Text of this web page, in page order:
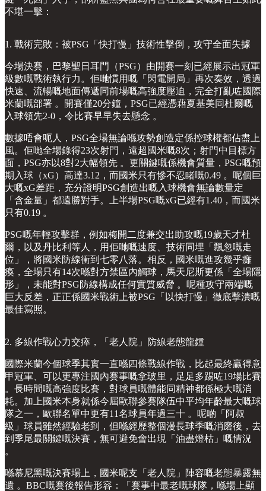
不堪一擊：
1. 戰術完敗：被PSG「快打慢」技術性擊倒，攻守全面失據
今場決賽，巴黎聖日耳門（PSG）由開賽一刻已經展示出冠軍
級數嘅戰術執行力。佢哋慣用嘅「閃電開局」再次奏效，透過
快速、流暢嘅地面傳遞同前場嘅高強度壓迫，完全打亂咗國際
米蘭嘅部署 。開賽僅20分鐘，PSG已經憑藉夏基美同杜爾嘅
入球領先2-0，令比賽早早失去懸念 。
數據唔會呃人，PSG全場無論喺攻勢創造定係控球權都佔盡上
風。佢哋全場錄得23次射門，遠超國米嘅8次；射門中目標方
面，PSG亦以8對2大幅領先 。更關鍵嘅係機會質量，PSG嘅預
期入球（xG）高達3.12，而國米只有慘不忍睹嘅0.49 。呢個巨
大嘅xG差距，充分證明PSG創造出嘅入球機會無論數量定
「含金量」都遠勝對手。上半場PSG嘅xG已經有1.40，而國米
只有0.19 。
PSG嘅年輕攻擊群，例如梅開二度兼交出助攻嘅19歲天才杜
爾，以及丹比利等人，用佢哋嘅速度、技術同埋「飄忽嘅走
位」，將國米防線衝到七零八落。相反，國米嘅進攻幾乎癱
瘓，全場只有14次喺對方禁區內觸球，馬天尼斯更係「全場隱
形」，未能對PSG防線構成任何實質威脅 。呢種攻守兩端嘅
巨大反差，正正係國米戰術上被PSG「以快打慢」徹底擊潰嘅
最佳寫照。
2. 多線作戰心力交瘁，「老人院」防線老態龍鍾
國際米蘭今個球季其實一直喺四條戰線作戰，比起最終贏得意
甲冠軍、可以更專注國內賽事嘅拿玻里，足足多踢咗19場比賽
。長時間嘅高強度比賽，對球員嘅體能同精神都係極大嘅消
耗。加上國米本身就係今屆歐聯參賽隊伍中平均年齡最大嘅球
隊之一，歐聯名單中更有11名球員年過三十 。呢啲「阿叔
級」球員雖然經驗老到，但喺經歷整個漫長球季嘅消磨後，去
到季尾最關鍵嘅決賽，無可避免會出現「油盡燈枯」嘅情況
。
喺慕尼黑嘅決賽場上，國米呢支「老人院」陣容嘅老態暴露無
遺 。BBC嘅賽後報告形容：「賽事中最老嘅球隊，喺場上顯